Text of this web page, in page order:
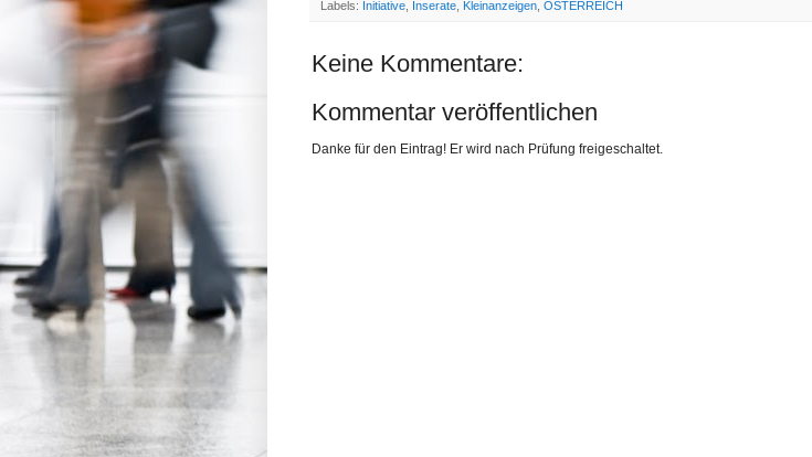
Labels: Initiative Inserate Kleinanzeigen ÖSTERREICH
Keine Kommentare:
Kommentar veröffentlichen
Danke für den Eintrag! Er wird nach Prüfung freigeschaltet.